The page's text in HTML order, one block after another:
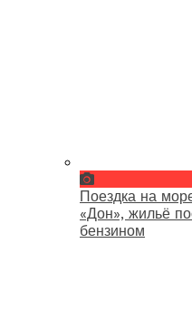
Поездка на
«Дон», жильё
бензином